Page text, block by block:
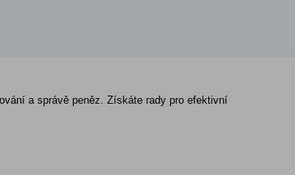
a správě peněz. Získáte rady pro efektivní